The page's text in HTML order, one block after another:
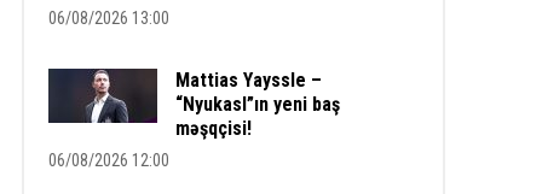
06/08/2026 13:00
Mattias Yayssle –
“Nyukasl”ın yeni baş
məşqçisi!
06/08/2026 12:00